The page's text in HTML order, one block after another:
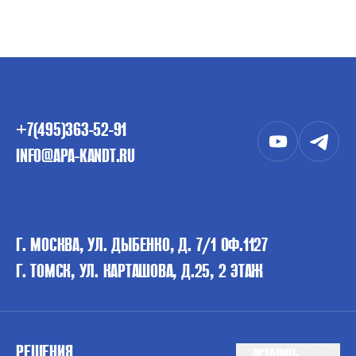
+7(495)363-52-91
INFO@APA-KANDT.RU
Г. МОСКВА, УЛ. ДЫБЕНКО, Д. 7/1 ОФ.1127
Г. ТОМСК, УЛ. КАРТАШОВА, Д.25, 2 ЭТАЖ